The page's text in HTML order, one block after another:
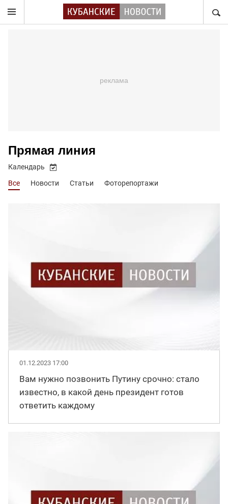
Прямая линия
Все Новости Статьи Фоторепортажи
Календарь
01.12.2023 17:00
Вам нужно позвонить Путину срочно: стало
известно, в какой день президент готов
ответить каждому